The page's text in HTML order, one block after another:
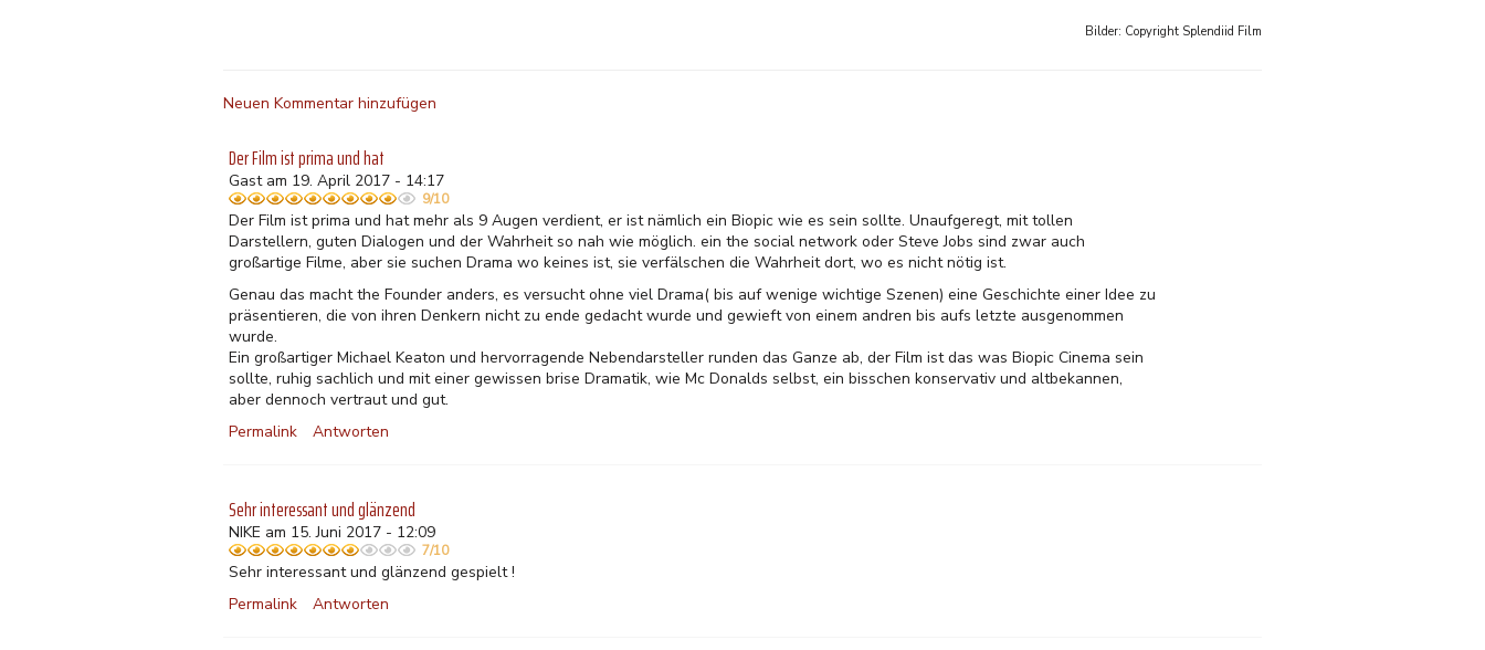
Bilder: Copyright Splendiid Film
Neuen Kommentar hinzufügen
Der Film ist prima und hat
Gast am 19. April 2017 - 14:17
9/10
Der Film ist prima und hat mehr als 9 Augen verdient, er ist nämlich ein Biopic wie es sein sollte. Unaufgeregt, mit tollen
Darstellern, guten Dialogen und der Wahrheit so nah wie möglich. ein the social network oder Steve Jobs sind zwar auch
großartige Filme, aber sie suchen Drama wo keines ist, sie verfälschen die Wahrheit dort, wo es nicht nötig ist.
Genau das macht the Founder anders, es versucht ohne viel Drama( bis auf wenige wichtige Szenen) eine Geschichte einer Idee zu
präsentieren, die von ihren Denkern nicht zu ende gedacht wurde und gewieft von einem andren bis aufs letzte ausgenommen
wurde.
Ein großartiger Michael Keaton und hervorragende Nebendarsteller runden das Ganze ab, der Film ist das was Biopic Cinema sein
sollte, ruhig sachlich und mit einer gewissen brise Dramatik, wie Mc Donalds selbst, ein bisschen konservativ und altbekannen,
aber dennoch vertraut und gut.
Permalink
Antworten
Sehr interessant und glänzend
NIKE am 15. Juni 2017 - 12:09
7/10
Sehr interessant und glänzend gespielt !
Permalink
Antworten